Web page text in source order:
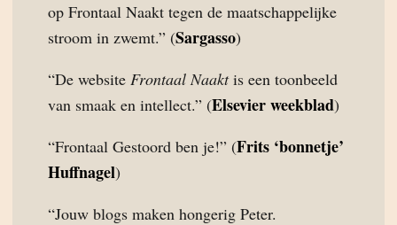
op Frontaal Naakt tegen de maatschappelijke
stroom in zwemt.” (Sargasso)
“De website Frontaal Naaktis een toonbeeld
van smaak en intellect.” (Elsevier weekblad)
“Frontaal Gestoord ben je!” (Frits ‘bonnetje’
Huffnagel)
“Jouw blogs maken hongerig Peter.